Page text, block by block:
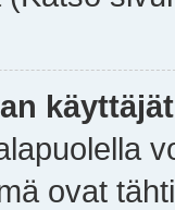
ovat